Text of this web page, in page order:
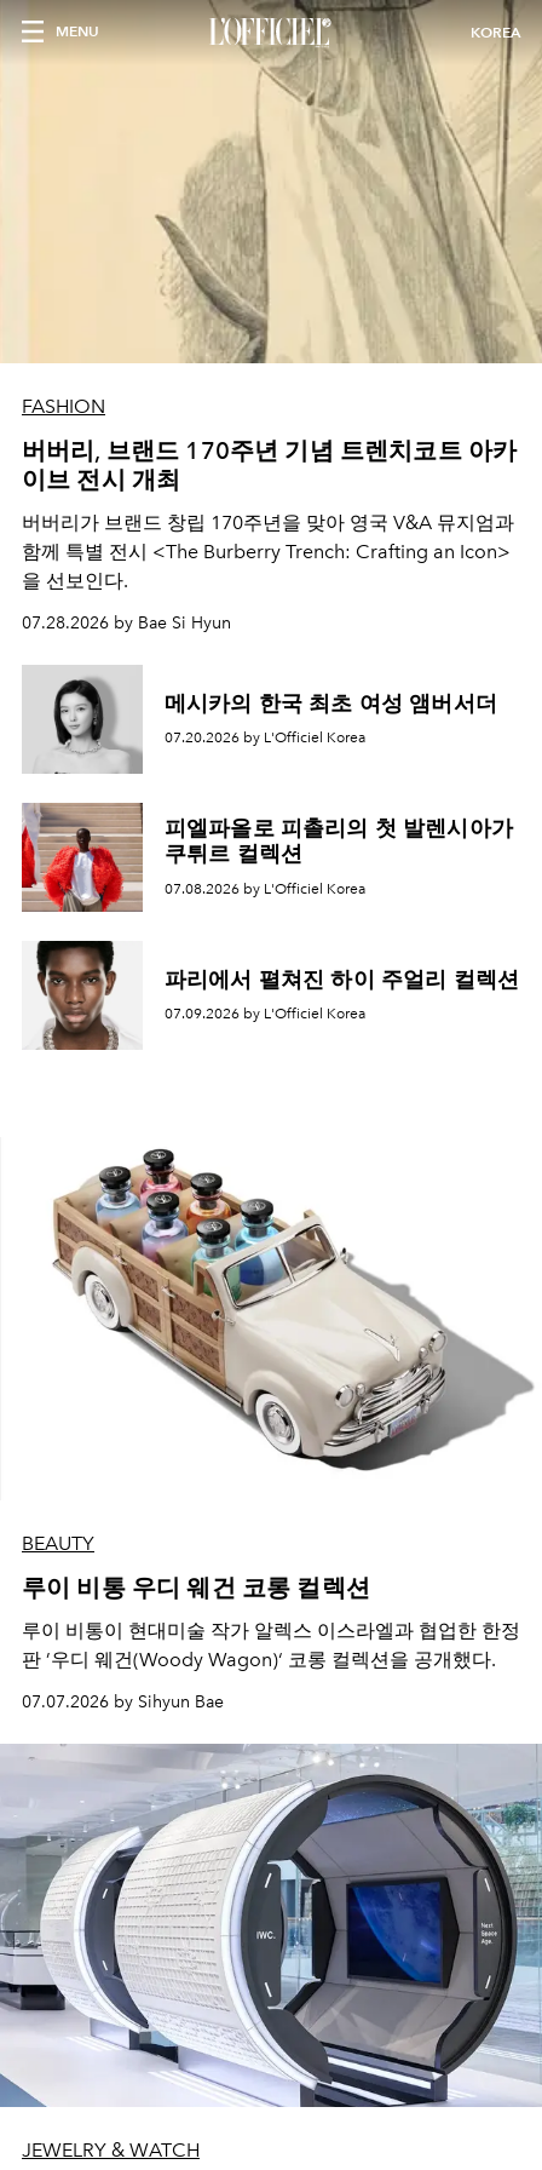
MENU KOREA
FASHION
버버리, 브랜드 170주년 기념 트렌치코트 아카
이브 전시 개최
버버리가 브랜드 창립 170주년을 맞아 영국 V&A 뮤지엄과
함께 특별 전시 <The Burberry Trench: Crafting an Icon>
을 선보인다.
07.28.2026 by Bae Si Hyun
메시카의 한국 최초 여성 앰버서더
07.20.2026 by L'Officiel Korea
피엘파올로 피촐리의 첫 발렌시아가
쿠튀르 컬렉션
07.08.2026 by L'Officiel Korea
파리에서 펼쳐진 하이 주얼리 컬렉션
07.09.2026 by L'Officiel Korea
BEAUTY
루이 비통 우디 웨건 코롱 컬렉션
루이 비통이 현대미술 작가 알렉스 이스라엘과 협업한 한정
판 ’우디 웨건(Woody Wagon)‘ 코롱 컬렉션을 공개했다.
07.07.2026 by Sihyun Bae
JEWELRY & WATCH